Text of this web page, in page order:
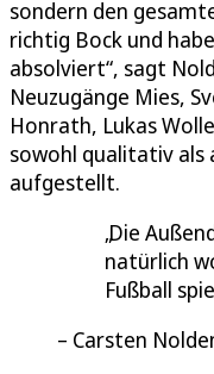
sondern den
richtig Bock und
absolviert“, sagt
Neuzugänge Mies,
Honrath, Lukas
sowohl qualitativ
aufgestellt.
Die
natürlich
Fußball
Carsten